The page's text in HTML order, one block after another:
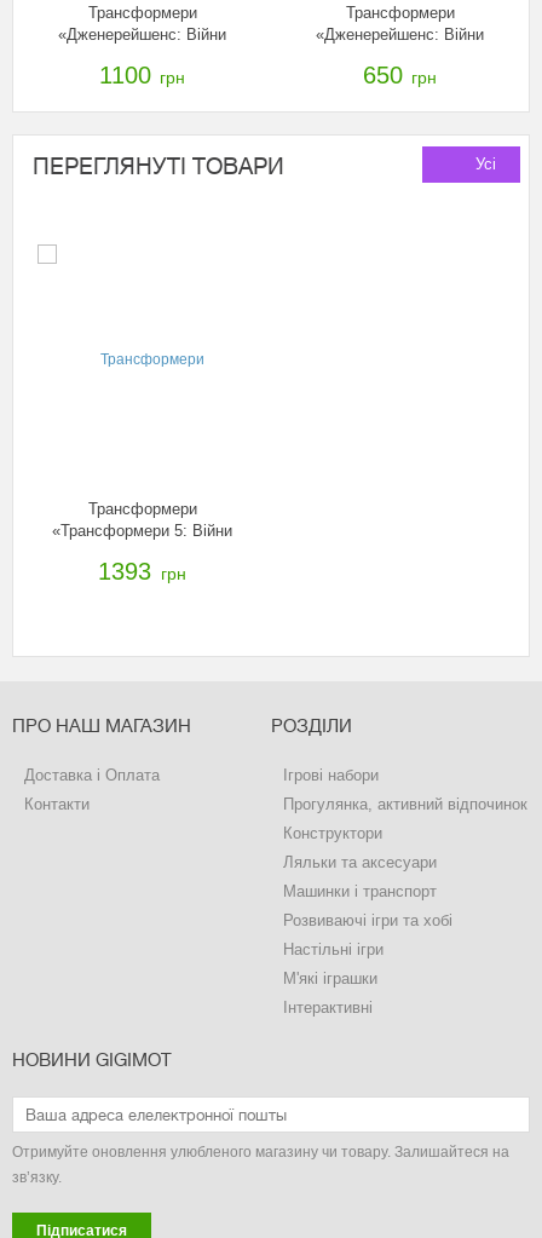
Трансформери
«Дженерейшенс: Війни
B7769
1100 грн
Трансформери
«Дженерейшенс: Війни
B7762
650 грн
ПЕРЕГЛЯНУТІ ТОВАРИ Усі
Трансформери
«Трансформери 5: Війни
C0886/C1318EU40
1393 грн
ПРО НАШ МАГАЗИН
Доставка і Оплата
Контакти
РОЗДІЛИ
Ігрові набори
Прогулянка, активний відпочинок
Конструктори
Ляльки та аксесуари
Машинки і транспорт
Розвиваючі ігри та хобі
Настільні ігри
М'які іграшки
Інтерактивні
НОВИНИ GIGIMOT
Отримуйте оновлення улюбленого магазину чи товару. Залишайтеся на
зв’язку.
Підписатися